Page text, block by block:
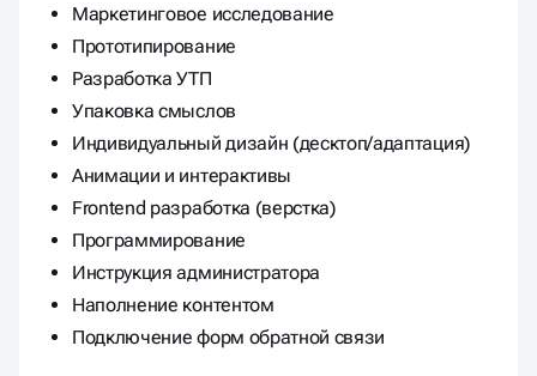
Маркетинговое исследование
Прототипирование
Разработка УТП
Упаковка смыслов
Индивидуальный дизайн (десктоп/адаптация)
Анимации и интерактивы
Frontend разработка (верстка)
Программирование
Инструкция администратора
Наполнение контентом
Подключение форм обратной связи